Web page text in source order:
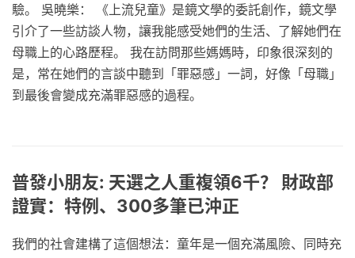
驗。 吳曉樂： 《上流兒童》是鏡文學的委託創作，鏡文學
引介了一些訪談人物，讓我能感受她們的生活、了解她們在
母職上的心路歷程。 我在訪問那些媽媽時，印象很深刻的
是，常在她們的言談中聽到「罪惡感」一詞，好像「母職」
到最後會變成充滿罪惡感的過程。
普發小朋友: 天選之人重複領6千？ 財政部
證實：特例、300多筆已沖正
我們的社會建構了這個想法：童年是一個充滿風險、同時充